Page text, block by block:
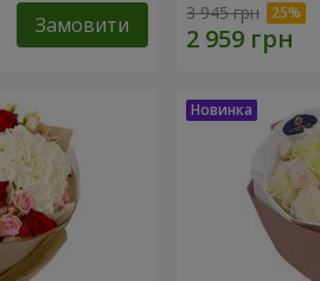
Замовити 3 945 грн